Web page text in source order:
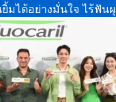
ได้อย่างมั่นใจ ไร้ฟันผุ